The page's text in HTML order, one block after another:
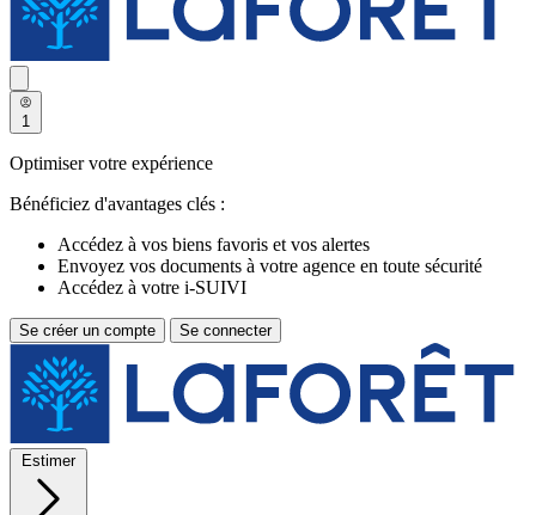
1
Optimiser votre expérience
Bénéficiez d'avantages clés :
Accédez à vos biens favoris et vos alertes
Envoyez vos documents à votre agence en toute sécurité
Accédez à votre i-SUIVI
Se créer un compte Se connecter
Estimer